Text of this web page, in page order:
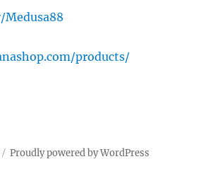
products/
Proudly powered by WordPress